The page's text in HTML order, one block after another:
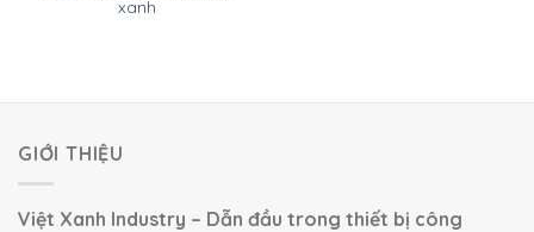
xanh
GIỚI THIỆU
Việt Xanh Industry – Dẫn đầu trong thiết bị công